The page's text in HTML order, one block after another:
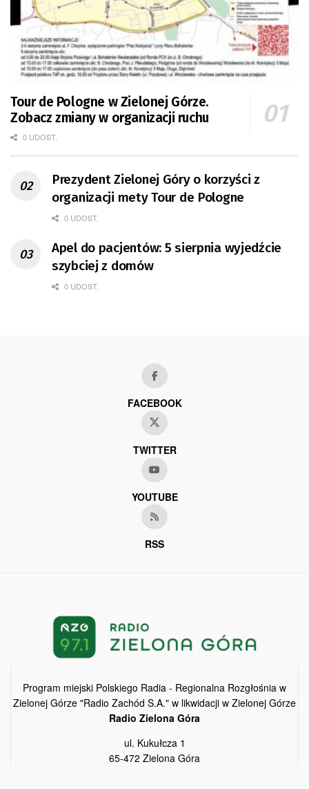
Tour de Pologne w Zielonej Górze.
Zobacz zmiany w organizacji ruchu
0 UDOST.
Prezydent Zielonej Góry o korzyści z
organizacji mety Tour de Pologne
0 UDOST.
Apel do pacjentów: 5 sierpnia wyjedźcie
szybciej z domów
0 UDOST.
FACEBOOK
TWITTER
YOUTUBE
RSS
Program miejski Polskiego Radia - Regionalna Rozgłośnia w
Zielonej Górze "Radio Zachód S.A." w likwidacji w Zielonej Górze
Radio Zielona Góra
ul. Kukułcza 1
65-472 Zielona Góra